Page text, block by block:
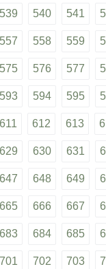
539 540 541
557 558 559
575 576 577
593 594 595
611 612 613
629 630 631
647 648 649
665 666 667
683 684 685
701 702 703